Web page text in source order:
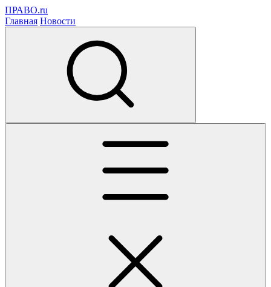
ПРАВО.ru
Главная Новости